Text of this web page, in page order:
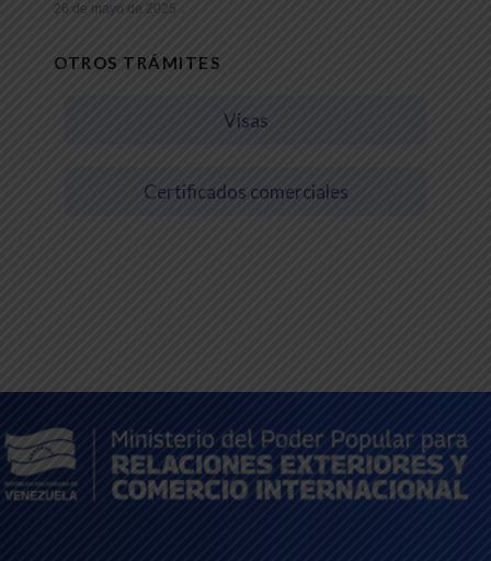
26 de mayo de 2025
OTROS TRÁMITES
Visas
Certificados comerciales